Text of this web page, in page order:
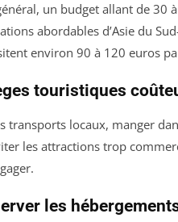
un budget allant de 30
abordables d’Asie du
environ 90 à 120 euros
touristiques
transports locaux, manger
les attractions trop
les hébergements